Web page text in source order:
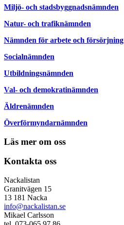
Miljö- och stadsbyggnadsnämnden
Natur- och trafiknämnden
Nämnden för arbete och försörjning
Socialnämnden
Utbildningsnämnden
Val- och demokratinämnden
Äldrenämnden
Överförmyndarnämnden
Läs mer om oss
Kontakta oss
Nackalistan
Granitvägen 15
13 181 Nacka
info@nackalistan.se
Mikael Carlsson